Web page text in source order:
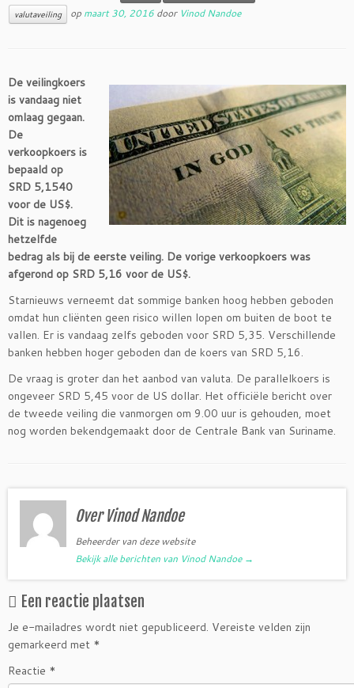
valutaveiling op maart 30, 2016 door Vinod Nandoe
De veilingkoers
is vandaag niet
omlaag gegaan.
De
verkoopkoers is
bepaald op
SRD 5,1540
voor de US$.
Dit is nagenoeg
hetzelfde
bedrag als bij de eerste veiling. De vorige verkoopkoers was
afgerond op SRD 5,16 voor de US$.
Starnieuws verneemt dat sommige banken hoog hebben geboden
omdat hun cliënten geen risico willen lopen om buiten de boot te
vallen. Er is vandaag zelfs geboden voor SRD 5,35. Verschillende
banken hebben hoger geboden dan de koers van SRD 5,16.
De vraag is groter dan het aanbod van valuta. De parallelkoers is
ongeveer SRD 5,45 voor de US dollar. Het officiële bericht over
de tweede veiling die vanmorgen om 9.00 uur is gehouden, moet
nog worden bekendgemaakt door de Centrale Bank van Suriname.
Over Vinod Nandoe
Beheerder van deze website
Bekijk alle berichten van Vinod Nandoe →
Een reactie plaatsen
Je e-mailadres wordt niet gepubliceerd. Vereiste velden zijn
gemarkeerd met *
Reactie *